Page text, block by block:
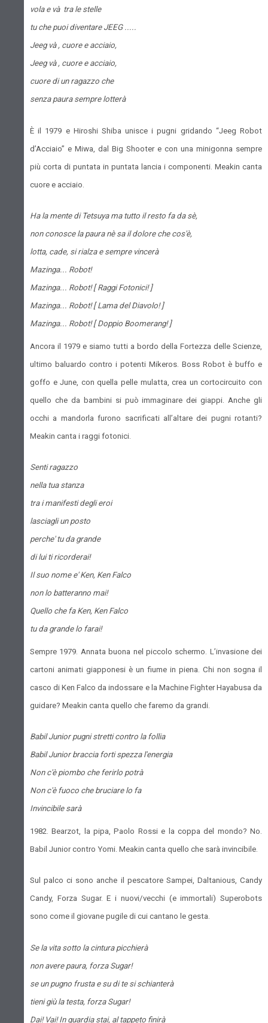
vola e và tra le stelle
tu che puoi diventare JEEG .....
Jeeg và , cuore e acciaio,
Jeeg và , cuore e acciaio,
cuore di un ragazzo che
senza paura sempre lotterà
È il 1979 e Hiroshi Shiba unisce i pugni gridando “Jeeg Robot
d’Acciaio” e Miwa, dal Big Shooter e con una minigonna sempre
più corta di puntata in puntata lancia i componenti. Meakin canta
cuore e acciaio.
Ha la mente di Tetsuya ma tutto il resto fa da sè,
non conosce la paura nè sa il dolore che cos'è,
lotta, cade, si rialza e sempre vincerà
Mazinga... Robot!
Mazinga... Robot! [ Raggi Fotonici! ]
Mazinga... Robot! [ Lama del Diavolo! ]
Mazinga... Robot! [ Doppio Boomerang! ]
Ancora il 1979 e siamo tutti a bordo della Fortezza delle Scienze,
ultimo baluardo contro i potenti Mikeros. Boss Robot è buffo e
goffo e June, con quella pelle mulatta, crea un cortocircuito con
quello che da bambini si può immaginare dei giappi. Anche gli
occhi a mandorla furono sacrificati all’altare dei pugni rotanti?
Meakin canta i raggi fotonici.
Senti ragazzo
nella tua stanza
tra i manifesti degli eroi
lasciagli un posto
perche' tu da grande
di lui ti ricorderai!
Il suo nome e' Ken, Ken Falco
non lo batteranno mai!
Quello che fa Ken, Ken Falco
tu da grande lo farai!
Sempre 1979. Annata buona nel piccolo schermo. L’invasione dei
cartoni animati giapponesi è un fiume in piena. Chi non sogna il
casco di Ken Falco da indossare e la Machine Fighter Hayabusa da
guidare? Meakin canta quello che faremo da grandi.
Babil Junior pugni stretti contro la follia
Babil Junior braccia forti spezza l'energia
Non c'è piombo che ferirlo potrà
Non c'è fuoco che bruciare lo fa
Invincibile sarà
1982. Bearzot, la pipa, Paolo Rossi e la coppa del mondo? No.
Babil Junior contro Yomi. Meakin canta quello che sarà invincibile.
Sul palco ci sono anche il pescatore Sampei, Daltanious, Candy
Candy, Forza Sugar. E i nuovi/vecchi (e immortali) Superobots
sono come il giovane pugile di cui cantano le gesta.
Se la vita sotto la cintura picchierà
non avere paura, forza Sugar!
se un pugno frusta e su di te si schianterà
tieni giù la testa, forza Sugar!
Dai! Vai! In guardia stai, al tappeto finirà